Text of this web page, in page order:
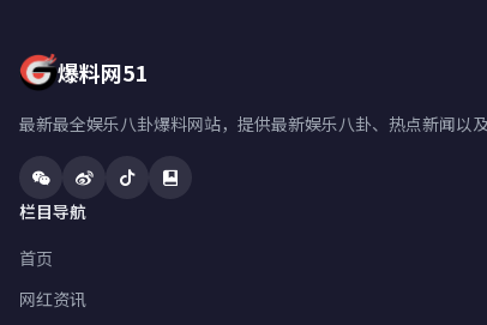
爆料网51
最新最全娱乐八卦爆料网站，提供最新娱乐八卦、热点新闻以
栏目导航
首页
网红资讯